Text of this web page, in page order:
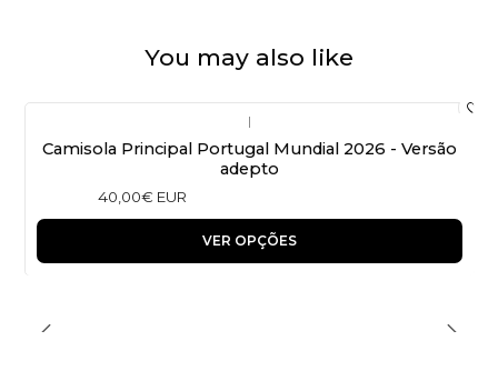
You may also like
|
Camisola Principal Portugal Mundial 2026 - Versão
adepto
40,00€ EUR
VER OPÇÕES